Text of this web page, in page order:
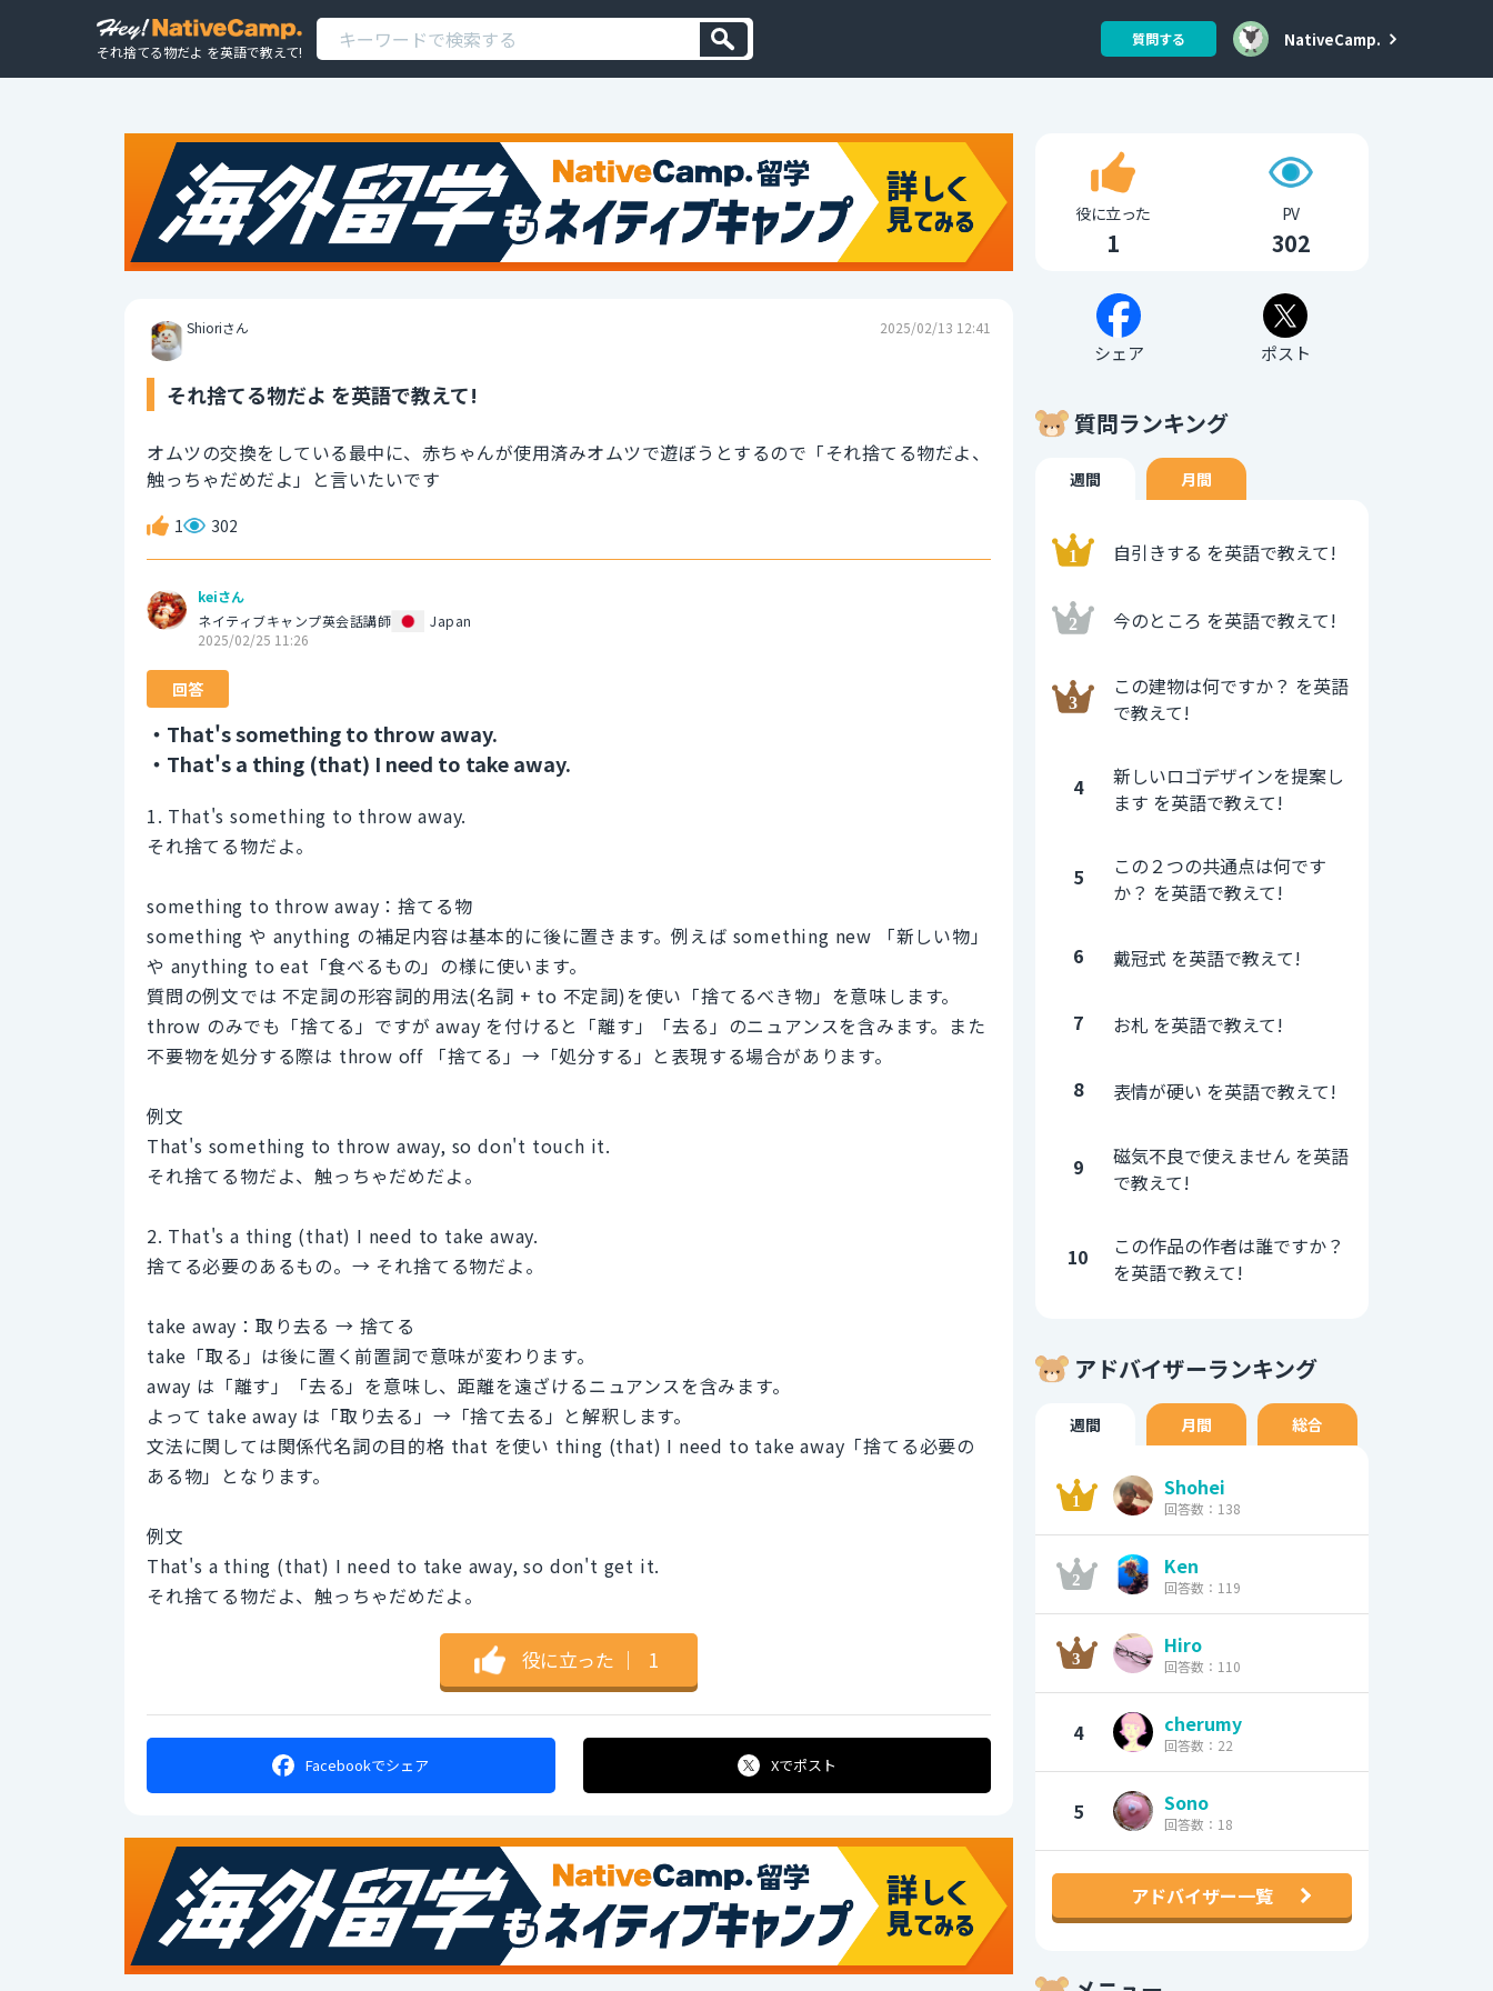
それ捨てる物だよ を英語で教えて!
質問する NativeCamp.
Shioriさん 2025/02/13 12:41
それ捨てる物だよ を英語で教えて!
オムツの交換をしている最中に、赤ちゃんが使用済みオムツで遊ぼうとするので「それ捨てる物だよ、
触っちゃだめだよ」と言いたいです
1 302
keiさん
ネイティブキャンプ英会話講師
Japan
2025/02/25 11:26
回答
・That's something to throw away.
・That's a thing (that) I need to take away.
1. That's something to throw away.
それ捨てる物だよ。
something to throw away：捨てる物
something や anything の補足内容は基本的に後に置きます。例えば something new 「新しい物」
や anything to eat「食べるもの」の様に使います。
質問の例文では 不定詞の形容詞的用法(名詞 + to 不定詞)を使い「捨てるべき物」を意味します。
throw のみでも「捨てる」ですが away を付けると「離す」「去る」のニュアンスを含みます。また
不要物を処分する際は throw off 「捨てる」→「処分する」と表現する場合があります。
例文
That's something to throw away, so don't touch it.
それ捨てる物だよ、触っちゃだめだよ。
2. That's a thing (that) I need to take away.
捨てる必要のあるもの。→ それ捨てる物だよ。
take away：取り去る → 捨てる
take「取る」は後に置く前置詞で意味が変わります。
away は「離す」「去る」を意味し、距離を遠ざけるニュアンスを含みます。
よって take away は「取り去る」→「捨て去る」と解釈します。
文法に関しては関係代名詞の目的格 that を使い thing (that) I need to take away「捨てる必要の
ある物」となります。
例文
That's a thing (that) I need to take away, so don't get it.
それ捨てる物だよ、触っちゃだめだよ。
役に立った ｜ 1
Facebookでシェア Xでポスト
役に立った
1
PV
302
シェア ポスト
質問ランキング
週間 月間
自引きする を英語で教えて!
今のところ を英語で教えて!
この建物は何ですか？ を英語
で教えて!
4
新しいロゴデザインを提案し
ます を英語で教えて!
5
この２つの共通点は何です
か？ を英語で教えて!
6 戴冠式 を英語で教えて!
7 お札 を英語で教えて!
8 表情が硬い を英語で教えて!
9
磁気不良で使えません を英語
で教えて!
10
この作品の作者は誰ですか？
を英語で教えて!
アドバイザーランキング
週間 月間 総合
Shohei
回答数：138
Ken
回答数：119
Hiro
回答数：110
4 cherumy
回答数：22
5 Sono
回答数：18
アドバイザー一覧